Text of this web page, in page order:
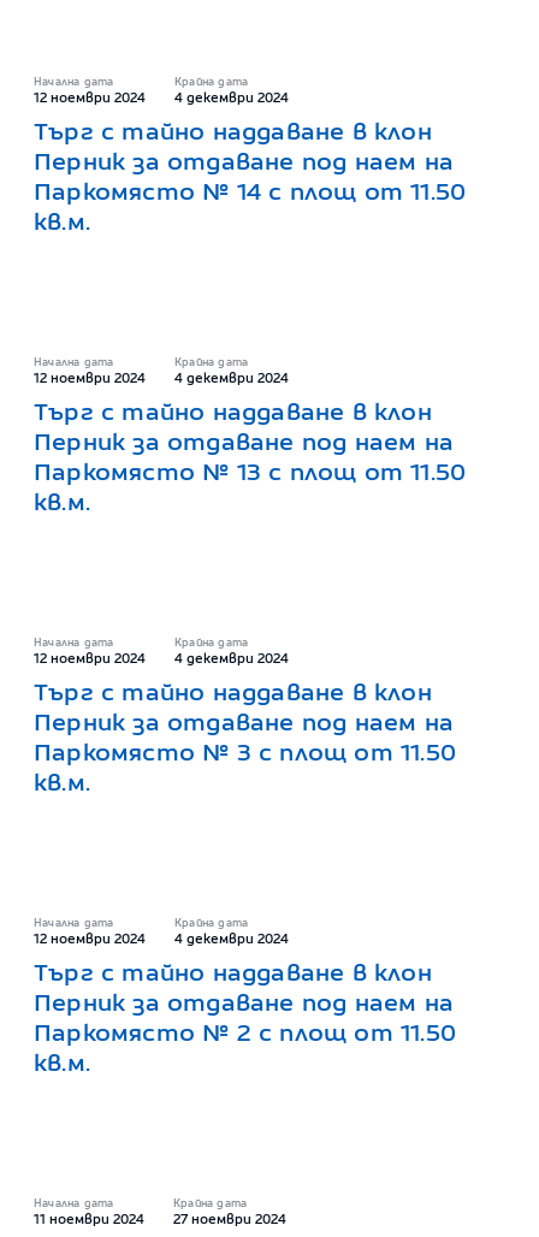
Начална дата
12 ноември 2024
Крайна дата
4 декември 2024
Търг с тайно наддаване в клон
Перник за отдаване под наем на
Паркомясто № 14 с площ от 11.50
кв.м.
Начална дата
12 ноември 2024
Крайна дата
4 декември 2024
Търг с тайно наддаване в клон
Перник за отдаване под наем на
Паркомясто № 13 с площ от 11.50
кв.м.
Начална дата
12 ноември 2024
Крайна дата
4 декември 2024
Търг с тайно наддаване в клон
Перник за отдаване под наем на
Паркомясто № 3 с площ от 11.50
кв.м.
Начална дата
12 ноември 2024
Крайна дата
4 декември 2024
Търг с тайно наддаване в клон
Перник за отдаване под наем на
Паркомясто № 2 с площ от 11.50
кв.м.
Начална дата
11 ноември 2024
Крайна дата
27 ноември 2024